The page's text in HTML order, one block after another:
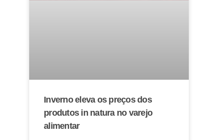
Inverno eleva os preços dos
produtos in natura no varejo
alimentar